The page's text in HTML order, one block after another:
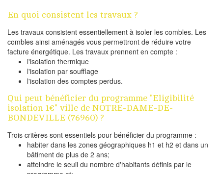
En quoi consistent les travaux ?
Les travaux consistent essentiellement à isoler les combles. Les
combles ainsi aménagés vous permettront de réduire votre
facture énergétique. Les travaux prennent en compte :
l'isolation thermique
l'isolation par soufflage
l'isolation des comptes perdus.
Qui peut bénéficier du programme "Eligibilité
isolation 1€" ville de NOTRE-DAME-DE-
BONDEVILLE (76960) ?
Trois critères sont essentiels pour bénéficier du programme :
habiter dans les zones géographiques h1 et h2 et dans un
bâtiment de plus de 2 ans;
atteindre le seuil du nombre d'habitants définis par le